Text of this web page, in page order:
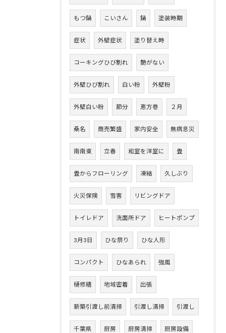
もつ鍋 こいさん 鍋 塗装時期
症状 外壁症状 塗り替え時
コーキングひび割れ 艶がない
外壁ひび割れ 白い粉 外壁粉
外壁白い粉 節分 恵方巻 ２月
桑名 商売繁盛 家内安全 無病息災
南南東 立春 和室を洋室に 畳
畳からフローリング 凍結 久しぶり
火災保険 雪害 リビングドア
トイレドア 洗面所ドア ヒートポンプ
3月3日 ひな祭り ひな人形
コンパクト ひなあられ 強風
樋修繕 地域密着 出張
新築引渡し前清掃 引渡し清掃 引渡し
千葉県 厨房 厨房清掃 厨房設備